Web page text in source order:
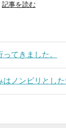
記事を読む
てきました。
はノンビリとし